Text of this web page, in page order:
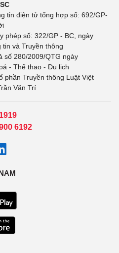
tin điện tử tổng hợp số: 692/GP-
phép số: 322/GP - BC, ngày
và Truyền thông
số 280/2009/QTG ngày
- Thể thao - Du lịch
phần Truyền thông Luật Việt
Văn Trí
6192